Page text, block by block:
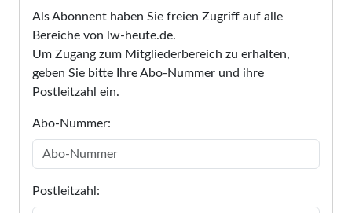
Als Abonnent haben Sie freien Zugriff auf alle
Bereiche von lw-heute.de.
Um Zugang zum Mitgliederbereich zu erhalten,
geben Sie bitte Ihre Abo-Nummer und ihre
Postleitzahl ein.
Abo-Nummer:
Postleitzahl: